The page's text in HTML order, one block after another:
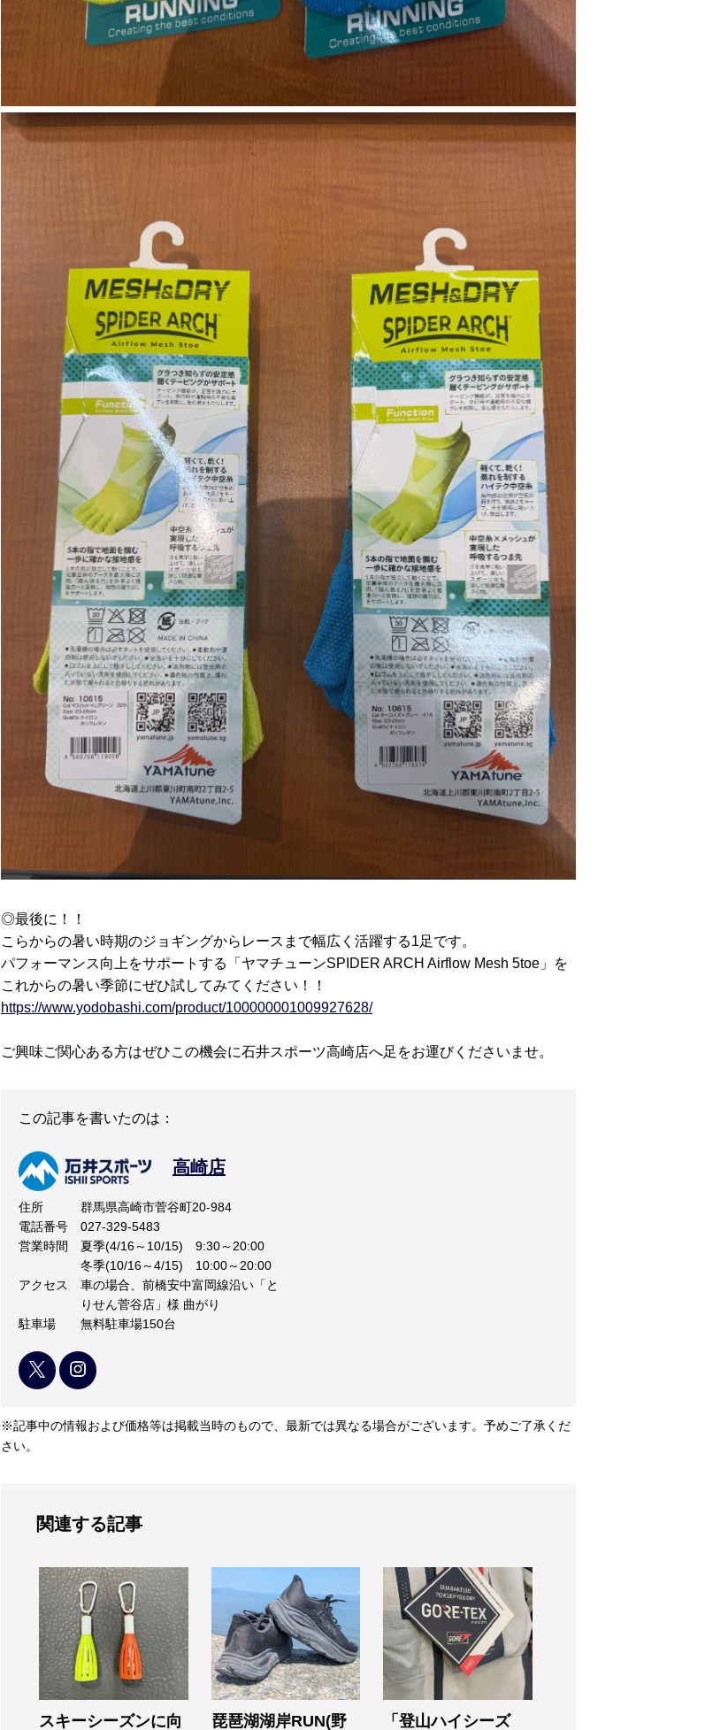
◎最後に！！
こらからの暑い時期のジョギングからレースまで幅広く活躍する1足です。
パフォーマンス向上をサポートする「ヤマチューンSPIDER ARCH Airflow Mesh 5toe」を
これからの暑い季節にぜひ試してみてください！！
https://www.yodobashi.com/product/100000001009927628/
ご興味ご関心ある方はぜひこの機会に石井スポーツ高崎店へ足をお運びくださいませ。
この記事を書いたのは：
高崎店
住所
群馬県高崎市菅谷町20-984
電話番号
027-329-5483
営業時間
夏季(4/16～10/15) 9:30～20:00
冬季(10/16～4/15) 10:00～20:00
アクセス
車の場合、前橋安中富岡線沿い「と
りせん菅谷店」様 曲がり
駐車場
無料駐車場150台
※記事中の情報および価格等は掲載当時のもので、最新では異なる場合がございます。予めご了承くだ
さい。
関連する記事
スキーシーズンに向 琵琶湖湖岸RUN(野 「登山ハイシーズ